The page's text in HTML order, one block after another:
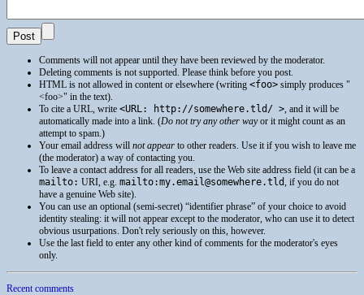
Comments will not appear until they have been reviewed by the moderator.
Deleting comments is not supported. Please think before you post.
HTML is not allowed in content or elsewhere (writing <foo> simply produces
<foo>
in the text).
To cite a URL, write <URL: http://somewhere.tld/ >, and it will be
automatically made into a link. (Do not try any other wayor it might count as an
attempt to spam.)
Your email address will not appear to other readers. Use it if you wish to leave me
(the moderator) a way of contacting you.
To leave a contact address for all readers, use the Web site address field (it can be a
mailto: URI, e.g. mailto:my.email@somewhere.tld, if you do not
have a genuine Web site).
You can use an optional (semi-secret) “identifier phrase” of your choice to avoid
identity stealing: it will not appear except to the moderator, who can use it to detect
obvious usurpations. Don't rely seriously on this, however.
Use the last field to enter any other kind of comments for the moderator's eyes
only.
Recent comments